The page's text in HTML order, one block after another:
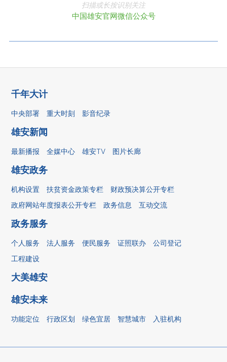
扫描或长按识别关注
中国雄安官网微信公众号
千年大计
中央部署 重大时刻 影音纪录
雄安新闻
最新播报 全媒中心 雄安TV 图片长廊
雄安政务
机构设置 扶贫资金政策专栏
财政预决算公开专栏
政府网站年度报表公开专栏
政务信息 互动交流
政务服务
个人服务 法人服务 便民服务 证照联办
公司登记
工程建设
大美雄安
雄安未来
功能定位 行政区划 绿色宜居 智慧城市 入驻机构